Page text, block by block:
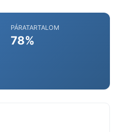
PÁRATARTALOM
78%